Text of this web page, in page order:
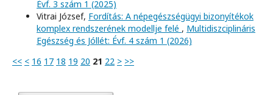
Évf. 3 szám 1 (2025)
Vitrai József, Fordítás: A népegészségügyi bizonyítékok
komplex rendszerének modellje felé , Multidiszciplináris
Egészség és Jóllét: Évf. 4 szám 1 (2026)
<< < 16 17 18 19 20 21 22 > >>